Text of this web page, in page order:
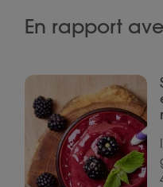
En rapport